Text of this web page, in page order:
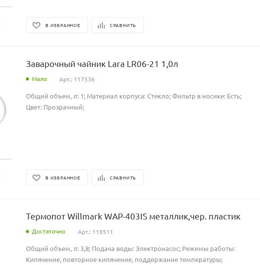
В ИЗБРАННОЕ СРАВНИТЬ
Заварочный чайник Lara LR06-21 1,0л
Мало Арт.: 117536
Общий объем, л: 1; Материал корпуса: Стекло; Фильтр в носике: Есть;
Цвет: Прозрачный;
В ИЗБРАННОЕ СРАВНИТЬ
Термопот Willmark WAP-403IS металлик,чер. пластик
Достаточно Арт.: 118511
Общий объем, л: 3,8; Подача воды: Электронасос; Режимы работы:
Кипячение, повторное кипячение, поддержание температуры;